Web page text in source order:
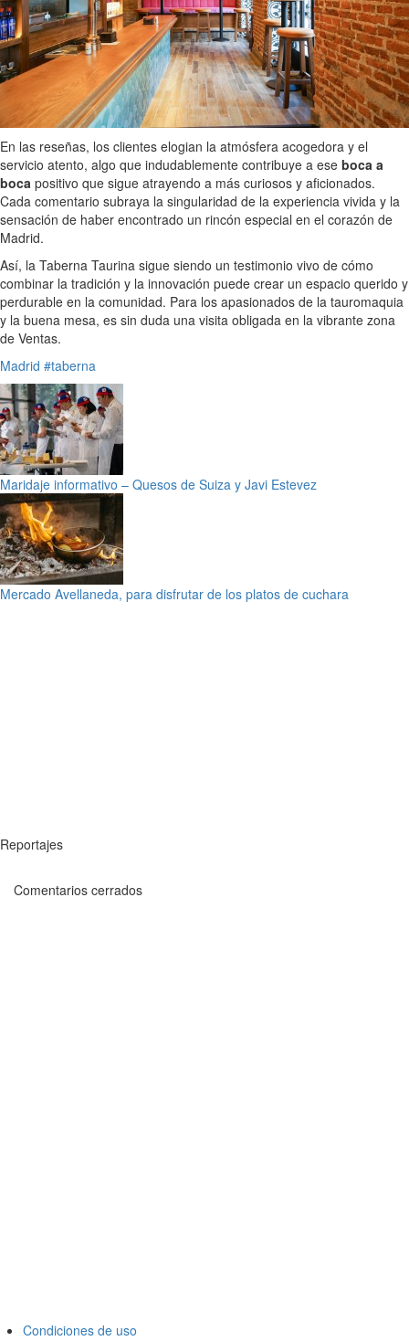
En las reseñas, los clientes elogian la atmósfera acogedora y el
servicio atento, algo que indudablemente contribuye a ese boca a
boca positivo que sigue atrayendo a más curiosos y aficionados.
Cada comentario subraya la singularidad de la experiencia vivida y la
sensación de haber encontrado un rincón especial en el corazón de
Madrid.
Así, la Taberna Taurina sigue siendo un testimonio vivo de cómo
combinar la tradición y la innovación puede crear un espacio querido y
perdurable en la comunidad. Para los apasionados de la tauromaquia
y la buena mesa, es sin duda una visita obligada en la vibrante zona
de Ventas.
Madrid #taberna
Maridaje informativo – Quesos de Suiza y Javi Estevez
Mercado Avellaneda, para disfrutar de los platos de cuchara
Reportajes
Comentarios cerrados
Condiciones de uso